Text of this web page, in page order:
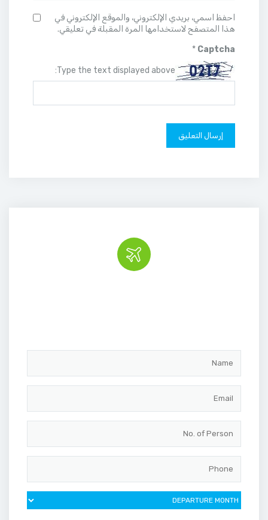
احفظ اسمي، بريدي الإلكتروني، والموقع الإلكتروني في
هذا المتصفح لاستخدامها المرة المقبلة في تعليقي.
Captcha
*
Type the text displayed above: